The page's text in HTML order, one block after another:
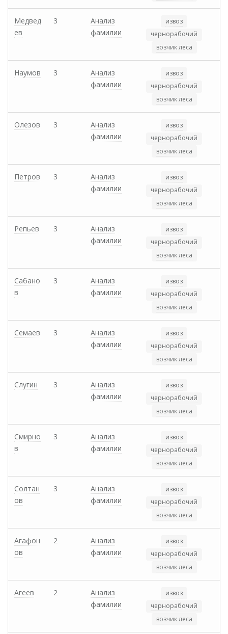
Медвед
ев
3
Анализ
фамилии
извоз
чернорабочий
возчик леса
Наумов 3
Анализ
фамилии
извоз
чернорабочий
возчик леса
Олезов 3
Анализ
фамилии
извоз
чернорабочий
возчик леса
Петров 3
Анализ
фамилии
извоз
чернорабочий
возчик леса
Репьев 3
Анализ
фамилии
извоз
чернорабочий
возчик леса
Сабано
в
3
Анализ
фамилии
извоз
чернорабочий
возчик леса
Семаев 3
Анализ
фамилии
извоз
чернорабочий
возчик леса
Слугин 3
Анализ
фамилии
извоз
чернорабочий
возчик леса
Смирно
в
3
Анализ
фамилии
извоз
чернорабочий
возчик леса
Солтан
ов
3
Анализ
фамилии
извоз
чернорабочий
возчик леса
Агафон
ов
2
Анализ
фамилии
извоз
чернорабочий
возчик леса
Агеев 2
Анализ
фамилии
извоз
чернорабочий
возчик леса